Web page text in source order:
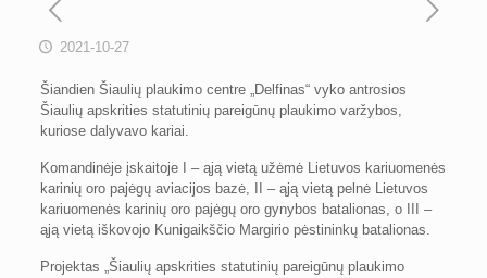
2021-10-27
Šiandien Šiaulių plaukimo centre „Delfinas“ vyko antrosios
Šiaulių apskrities statutinių pareigūnų plaukimo varžybos,
kuriose dalyvavo kariai.
Komandinėje įskaitoje I – ąją vietą užėmė Lietuvos kariuomenės
karinių oro pajėgų aviacijos bazė, II – ąją vietą pelnė Lietuvos
kariuomenės karinių oro pajėgų oro gynybos batalionas, o III –
ąją vietą iškovojo Kunigaikščio Margirio pėstininkų batalionas.
Projektas „Šiaulių apskrities statutinių pareigūnų plaukimo